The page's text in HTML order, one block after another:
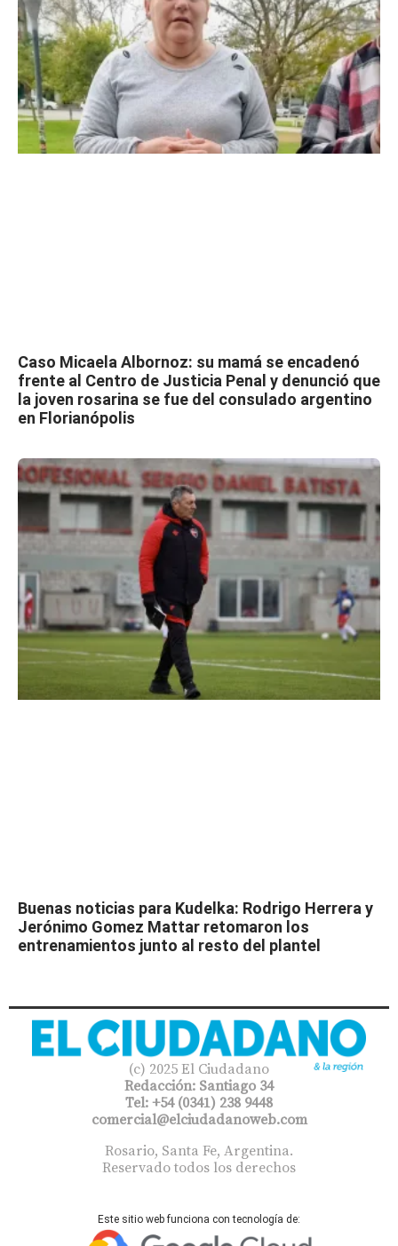
Caso Micaela Albornoz: su mamá se encadenó
frente al Centro de Justicia Penal y denunció que
la joven rosarina se fue del consulado argentino
en Florianópolis
Buenas noticias para Kudelka: Rodrigo Herrera y
Jerónimo Gomez Mattar retomaron los
entrenamientos junto al resto del plantel
(c) 2025 El Ciudadano
Redacción: Santiago 34
Tel: +54 (0341) 238 9448
comercial@elciudadanoweb.com​
Rosario, Santa Fe, Argentina.
Reservado todos los derechos
Este sitio web funciona con tecnología de: